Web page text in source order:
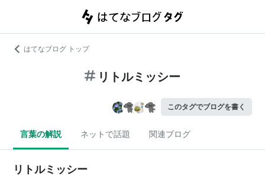
はてなブログ トップ
リトルミッシー
このタグでブログを書く
言葉の解説 ネットで話題 関連ブログ
リトルミッシー